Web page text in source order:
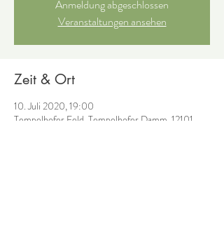
Anmeldung abgeschlossen
Veranstaltungen ansehen
Zeit & Ort
10. Juli 2020, 19:00
Tempelhofer Feld, Tempelhofer Damm, 12101